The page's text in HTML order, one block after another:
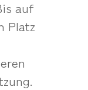
auf
Platz